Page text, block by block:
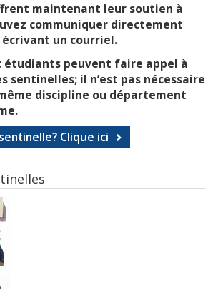
maintenant leur soutien à
communiquer directement
un courriel.
étudiants peuvent faire appel à
sentinelles; il n’est pas nécessaire
discipline ou département
Clique ici